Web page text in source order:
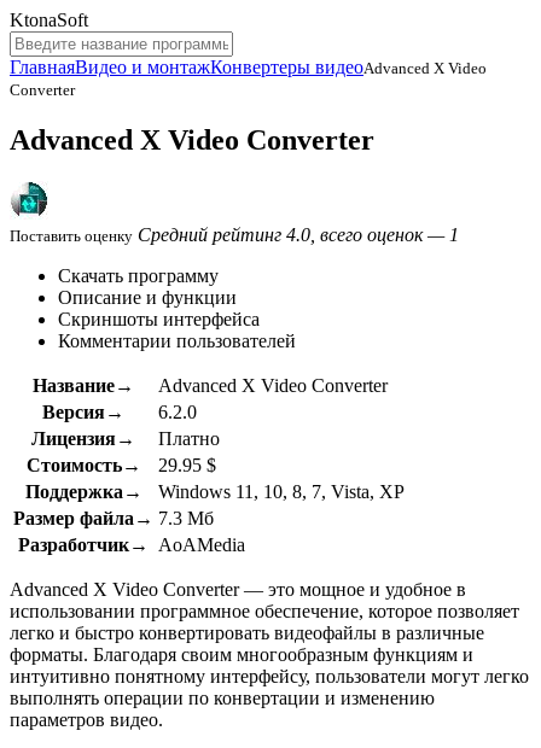
KtonaSoft
ГлавнаяВидео и монтажКонвертеры видеоAdvanced X Video
Converter
Advanced X Video Converter
Поставить оценку Средний рейтинг 4.0, всего оценок — 1
Скачать программу
Описание и функции
Скриншоты интерфейса
Комментарии пользователей
Название→
Advanced X Video Converter
Версия→
6.2.0
Лицензия→
Платно
Стоимость→
29.95 $
Поддержка→
Windows 11, 10, 8, 7, Vista, XP
Размер файла→ 7.3 Мб
Разработчик→
AoAMedia
Advanced X Video Converter — это мощное и удобное в
использовании программное обеспечение, которое позволяет
легко и быстро конвертировать видеофайлы в различные
форматы. Благодаря своим многообразным функциям и
интуитивно понятному интерфейсу, пользователи могут легко
выполнять операции по конвертации и изменению
параметров видео.